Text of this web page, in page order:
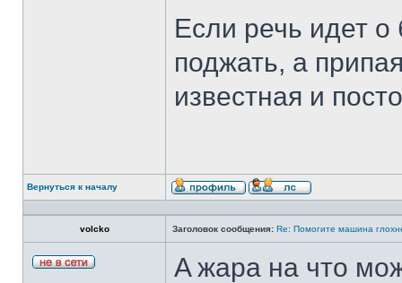
Если речь идет о
поджать, а
известная и
Вернуться к началу
volcko Заголовок сообщения: Re: Помогите машина
A жара на что